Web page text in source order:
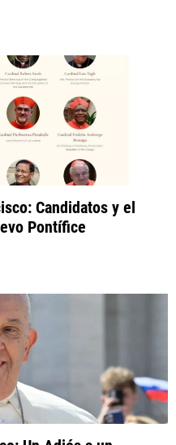
Candidatos y el
Pontífice